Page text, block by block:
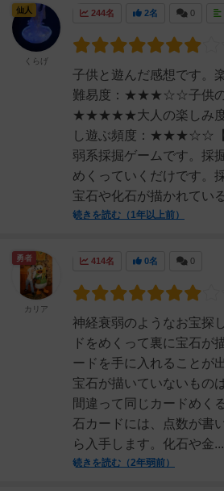
244名 2名 0
子供と遊んだ感想です。
難易度：★★★☆☆子供の
★★★★★大人の楽しみ
し遊ぶ頻度：★★★☆☆【
弱系採掘ゲームです。採
めくっていくだけです。
宝石や化石が描かれてい
続きを読む（1年以上前）
仙人
くらげ
414名 0名 0
神経衰弱のようなお宝探
ドをめくって裏に宝石が
ードを手に入れることが
宝石が描いていないもの
間違って同じカードめく
石カードには、点数が書
ら入手します。化石や金...
続きを読む（2年弱前）
勇者
カリア